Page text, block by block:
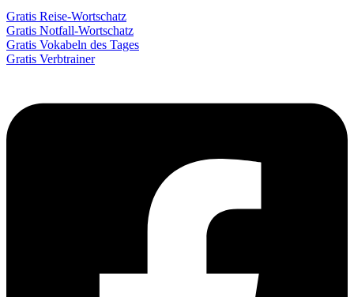
Gratis Reise-Wortschatz
Gratis Notfall-Wortschatz
Gratis Vokabeln des Tages
Gratis Verbtrainer